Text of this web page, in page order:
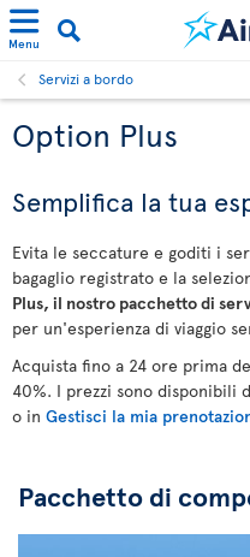
Menu
Servizi a bordo
Option Plus
Semplifica la tua
Evita le seccature e goditi i
bagaglio registrato e la
Plus, il nostro pacchetto di
per un'esperienza di viaggio
Acquista fino a 24 ore prima
40%. I prezzi sono disponibili
o in Gestisci la mia
Pacchetto di